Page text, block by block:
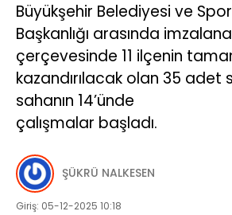
Büyükşehir Belediyesi ve
Başkanlığı arasında
çerçevesinde 11 ilçenin
kazandırılacak olan 35 adet
sahanın 14’ünde
çalışmalar başladı.
ŞÜKRÜ NALKESEN
Giriş: 05-12-2025 10:18